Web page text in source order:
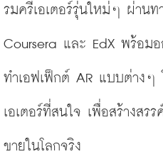
รมครีเอเตอร์รุ่นใหม่ๆ ผ่าน
Coursera และ EdX พร้อมอ
ทำเอฟเฟ็กต์ AR แบบต่างๆ
เอเตอร์ที่สนใจ เพื่อสร้างสร
ขายในโลกจริง